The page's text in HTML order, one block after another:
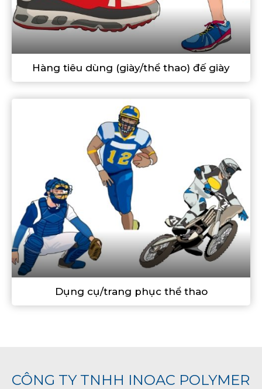
Hàng tiêu dùng (giày/thể thao) đế giày
Dụng cụ/trang phục thể thao
CÔNG TY TNHH INOAC POLYMER